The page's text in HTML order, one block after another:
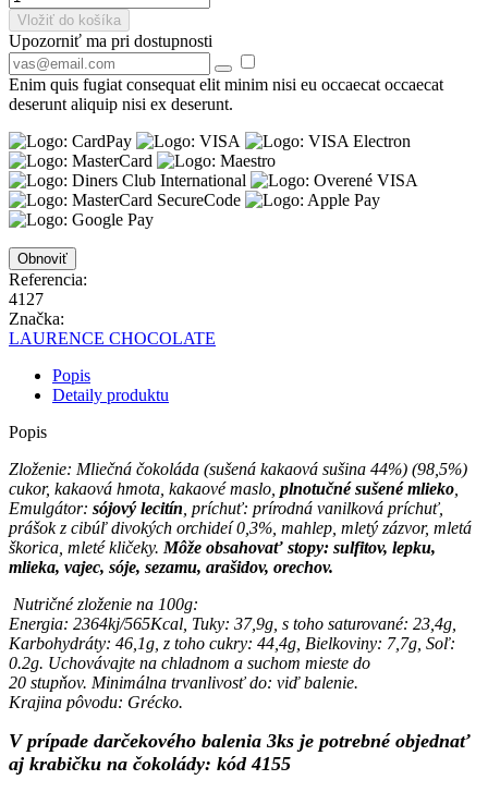
Vložiť do košíka
Upozorniť ma pri dostupnosti
Enim quis fugiat consequat elit minim nisi eu occaecat occaecat
deserunt aliquip nisi ex deserunt.
Referencia:
4127
Značka:
LAURENCE CHOCOLATE
Popis
Detaily produktu
Popis
Zloženie: Mliečná čokoláda (sušená kakaová sušina 44%) (98,5%)
cukor, kakaová hmota, kakaové maslo, plnotučné sušené mlieko
Emulgátor: sójový lecitín , príchuť: prírodná vanilková príchuť,
prášok z cibúľ divokých orchideí 0,3%, mahlep, mletý zázvor, mletá
škorica, mleté kličeky. Môže obsahovať stopy: sulfitov, lepku,
mlieka, vajec, sóje, sezamu, arašidov, orechov.
Nutričné zloženie na 100g:
Energia: 2364kj/565Kcal, Tuky: 37,9g, s toho saturované: 23,4g,
Karbohydráty: 46,1g, z toho cukry: 44,4g, Bielkoviny: 7,7g, Soľ:
0.2g. Uchovávajte na chladnom a suchom mieste do
20 stupňov. Minimálna trvanlivosť do: viď balenie.
Krajina pôvodu: Grécko.
V prípade darčekového balenia 3ks je potrebné objednať
aj krabičku na čokolády: kód 4155